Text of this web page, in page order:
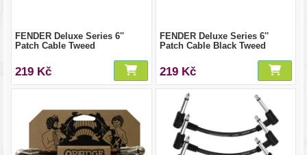
FENDER Deluxe Series 6''
Patch Cable Tweed
219 Kč
FENDER Deluxe Series 6''
Patch Cable Black Tweed
219 Kč